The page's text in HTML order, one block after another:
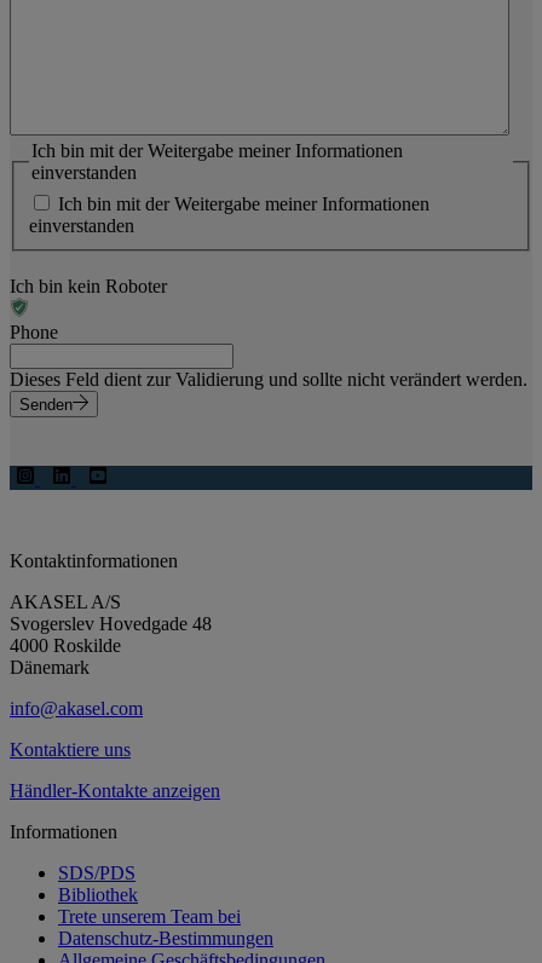
Ich bin mit der Weitergabe meiner Informationen
einverstanden
Ich bin mit der Weitergabe meiner Informationen
einverstanden
Ich bin kein Roboter
Phone
Dieses Feld dient zur Validierung und sollte nicht verändert werden.
Senden
Kontaktinformationen
AKASEL A/S
Svogerslev Hovedgade 48
4000 Roskilde
Dänemark
info@akasel.com
Kontaktiere uns
Händler-Kontakte anzeigen
Informationen
SDS/PDS
Bibliothek
Trete unserem Team bei
Datenschutz-Bestimmungen